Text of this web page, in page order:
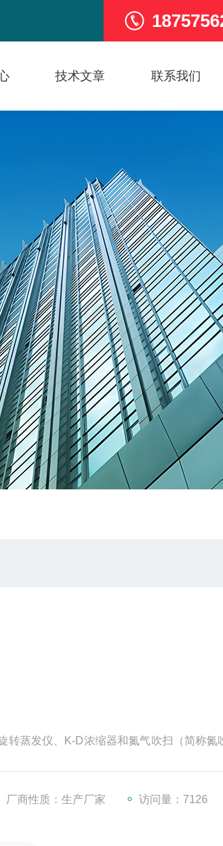
技术文章 联系我们
转蒸发仪、K-D浓缩器和氮气吹扫（简称氮
厂商性质：生产厂家 访问量：7126